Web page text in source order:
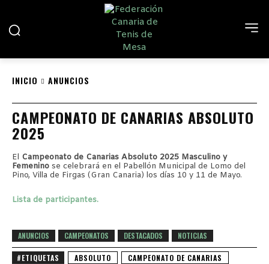
INICIO ANUNCIOS
CAMPEONATO DE CANARIAS ABSOLUTO
2025
El Campeonato de Canarias Absoluto 2025 Masculino y
Femenino se celebrará en el Pabellón Municipal de Lomo del
Pino, Villa de Firgas (Gran Canaria) los días 10 y 11 de Mayo.
Lista de participantes.
ANUNCIOS CAMPEONATOS DESTACADOS NOTICIAS
#ETIQUETAS ABSOLUTO
CAMPEONATO DE CANARIAS